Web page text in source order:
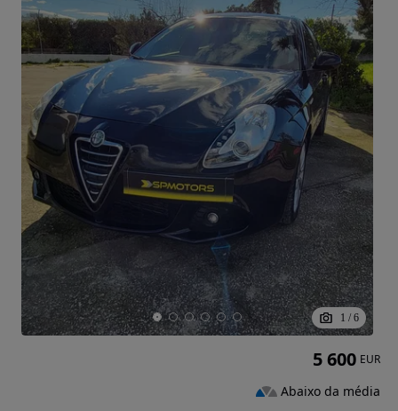
1 / 6
5 600 EUR
Abaixo da média